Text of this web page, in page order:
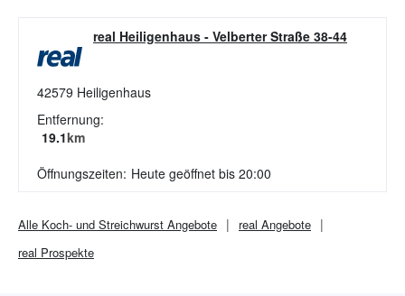
real Heiligenhaus - Velberter Straße 38-44
42579 Heiligenhaus
Entfernung:
19.1km
Öffnungszeiten: Heute geöffnet bis 20:00
Alle Koch- und Streichwurst Angebote real Angebote
real Prospekte